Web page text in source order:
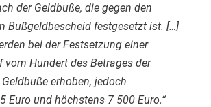
der Geldbuße, die gegen den
Bußgeldbescheid festgesetzt ist. […]
bei der Festsetzung einer
vom Hundert des Betrages der
erhoben, jedoch
Euro und höchstens 7 500 Euro.“